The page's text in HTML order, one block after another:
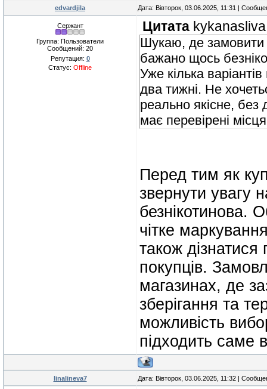
edvardjila Дата: Вівторок, 03.06.2025, 11:31 |
Сержант
Группа: Пользователи
Сообщений: 20
Репутация: 0
Статус: Offline
Цитата kykanasliva
Шукаю, де замовити
бажано щось
Уже кілька
два тижні. Не
реально якісне,
має перевірені
Перед тим як
звернути увагу
безнікотинова.
чітке
також дізнатися
покупців.
магазинах, де
зберігання та
можливість
підходить саме
linalineva7 Дата: Вівторок, 03.06.2025, 11:32 |